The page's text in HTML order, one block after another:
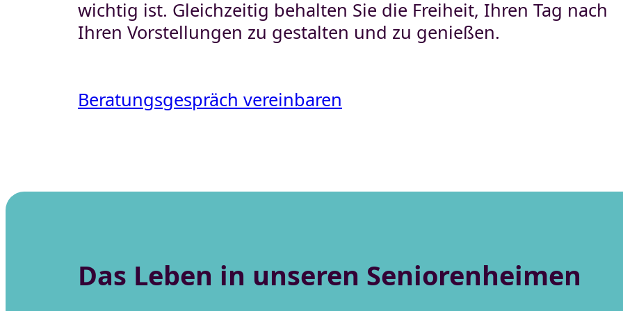
Demenz-
Wohnbereiche
für pflegende
wichtig ist. Gleichzeitig behalten Sie die Freiheit, Ihren Tag nach
Ihren Vorstellungen zu gestalten und zu genießen.
Beratungsgespräch vereinbaren
Das Leben in unseren Seniorenheimen